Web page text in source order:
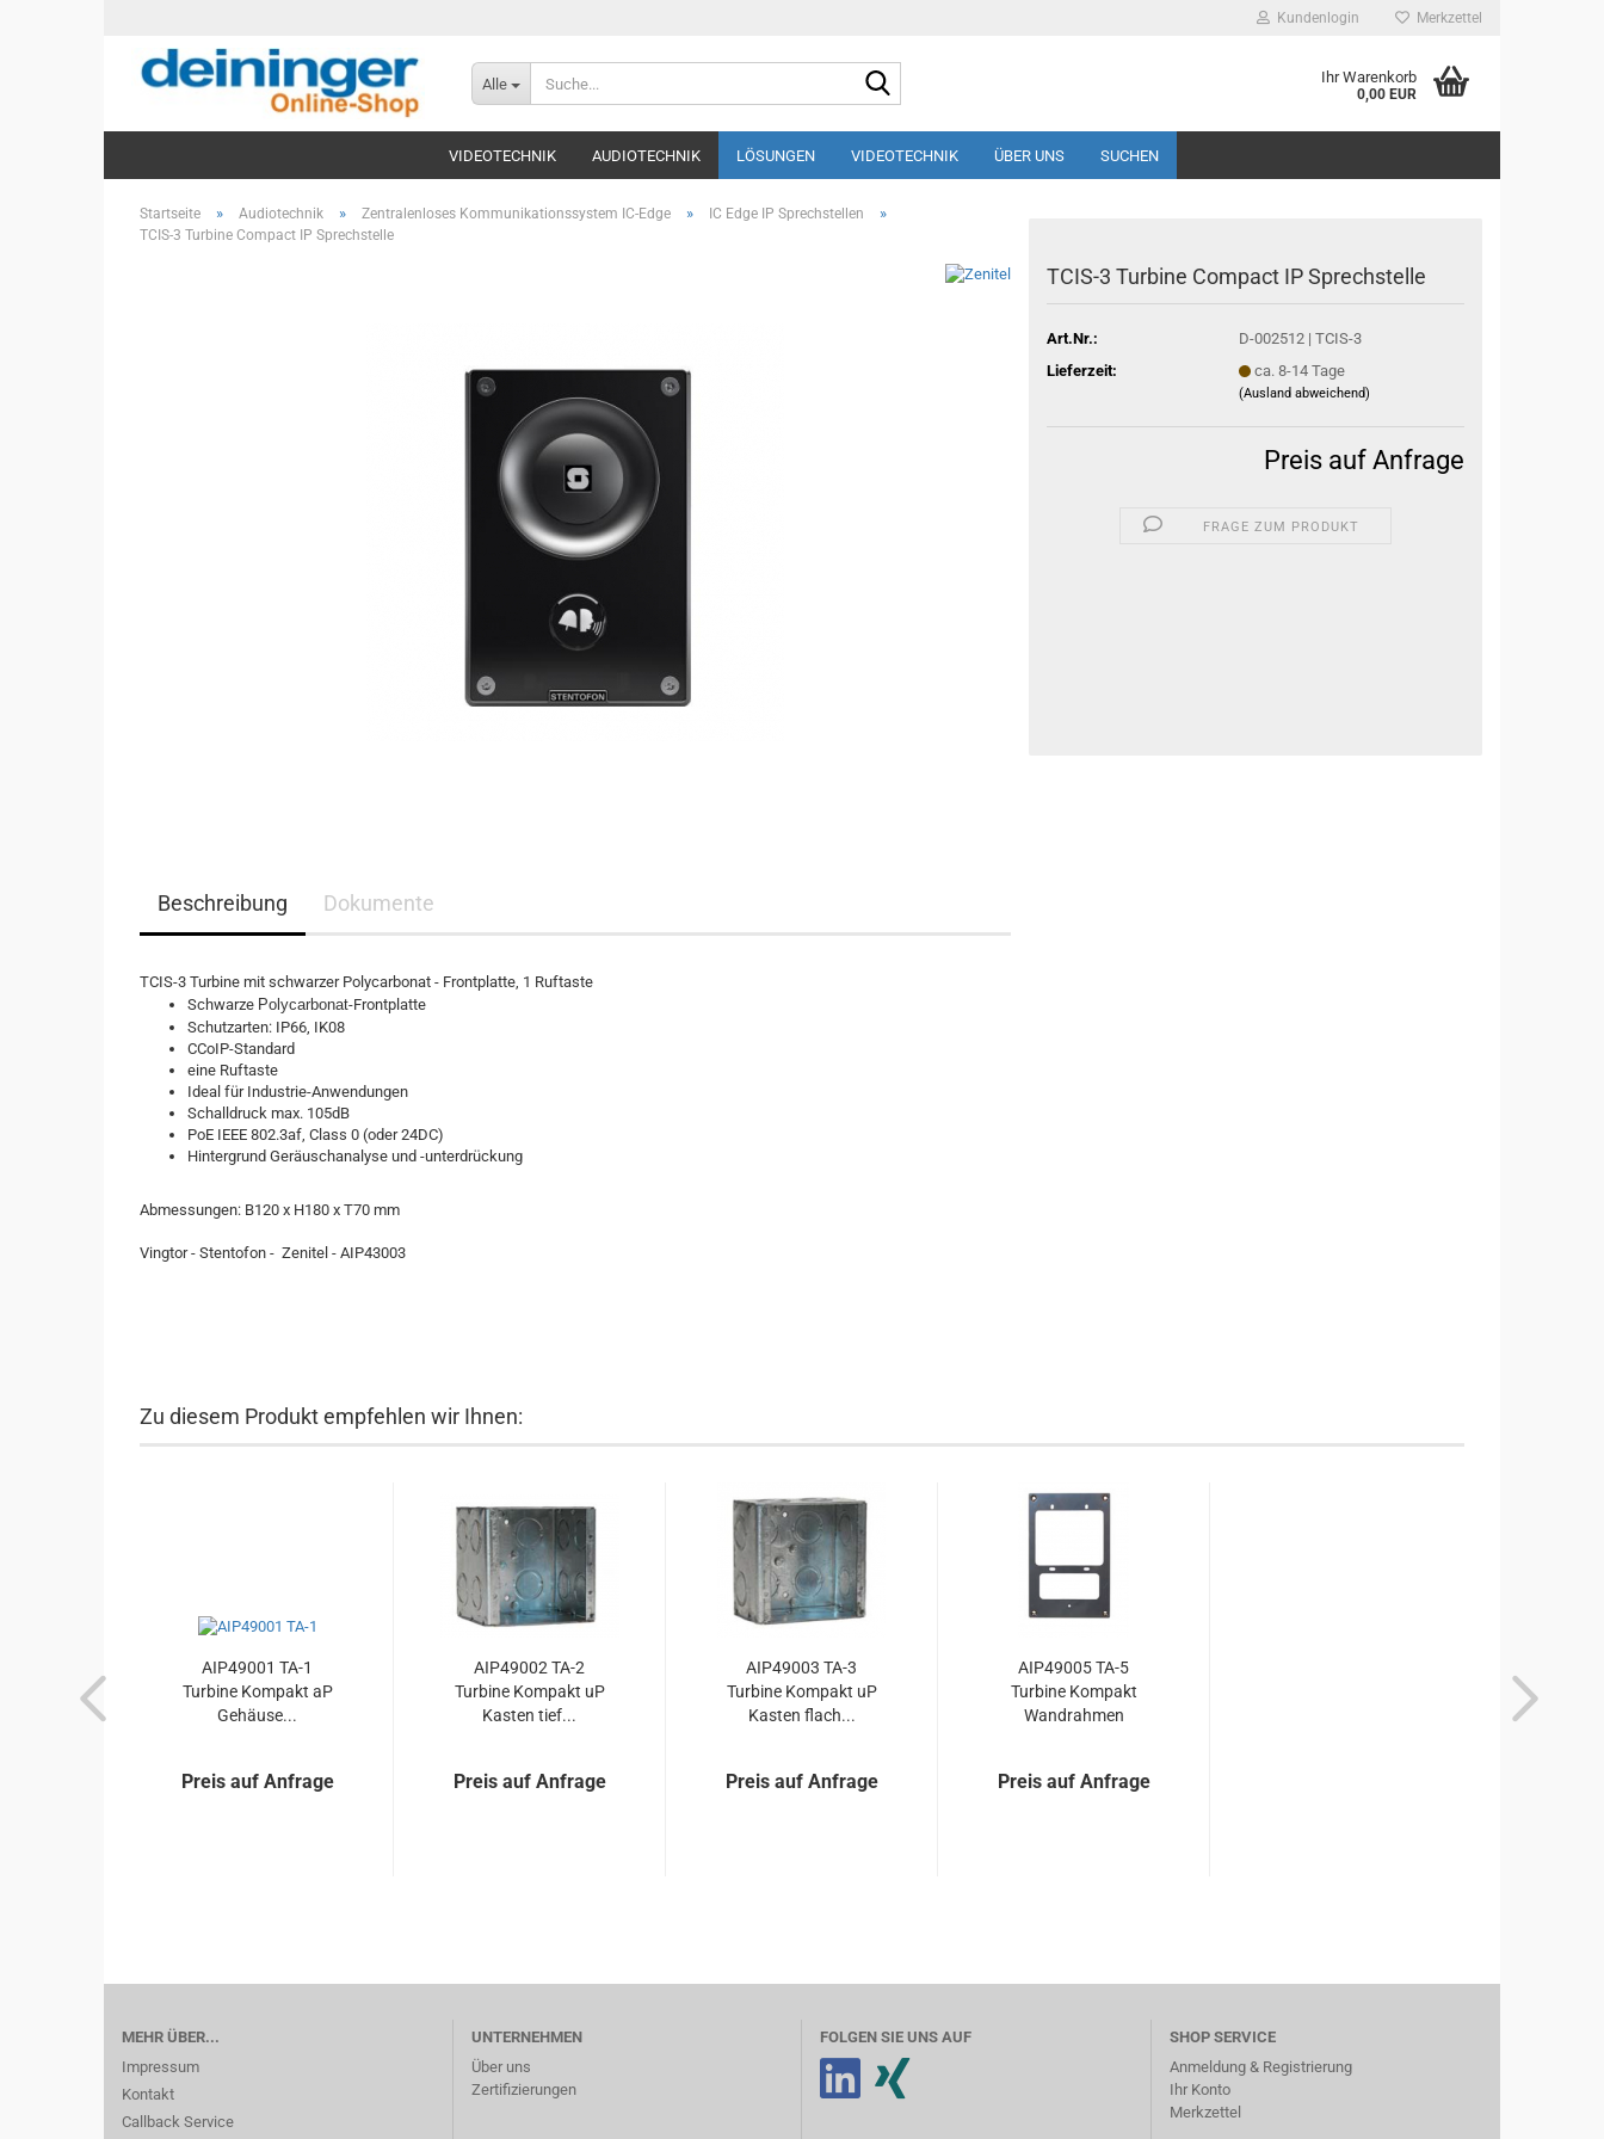
Kundenlogin Merkzettel
Alle Ihr Warenkorb
0,00 EUR
VIDEOTECHNIK AUDIOTECHNIK LÖSUNGEN VIDEOTECHNIK ÜBER UNS SUCHEN
Startseite » Audiotechnik » Zentralenloses Kommunikationssystem IC-Edge » IC Edge IP Sprechstellen »
TCIS-3 Turbine Compact IP Sprechstelle
TCIS-3 Turbine Compact IP Sprechstelle
Art.Nr.:
D-002512 | TCIS-3
Lieferzeit:
ca. 8-14 Tage
(Ausland abweichend)
Preis auf Anfrage
FRAGE ZUM PRODUKT
Beschreibung Dokumente
TCIS-3 Turbine mit schwarzer Polycarbonat - Frontplatte, 1 Ruftaste
Schwarze Polycarbonat-Frontplatte
Schutzarten: IP66, IK08
CCoIP-Standard
eine Ruftaste
Ideal für Industrie-Anwendungen
Schalldruck max. 105dB
PoE IEEE 802.3af, Class 0 (oder 24DC)
Hintergrund Geräuschanalyse und -unterdrückung
Abmessungen: B120 x H180 x T70 mm
Vingtor - Stentofon - Zenitel - AIP43003
Zu diesem Produkt empfehlen wir Ihnen:
AIP49001 TA-1
Turbine Kompakt aP
Gehäuse...
Preis auf Anfrage
AIP49002 TA-2
Turbine Kompakt uP
Kasten tief...
Preis auf Anfrage
AIP49003 TA-3
Turbine Kompakt uP
Kasten flach...
Preis auf Anfrage
AIP49005 TA-5
Turbine Kompakt
Wandrahmen
Preis auf Anfrage
MEHR ÜBER...
Impressum
Kontakt
Callback Service
UNTERNEHMEN
Über uns
Zertifizierungen
FOLGEN SIE UNS AUF
SHOP SERVICE
Anmeldung & Registrierung
Ihr Konto
Merkzettel